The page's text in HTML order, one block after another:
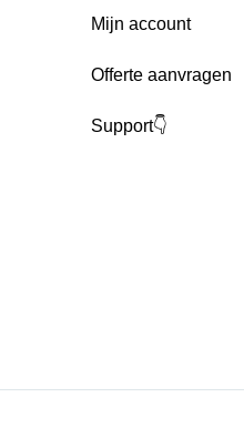
Mijn account
Offerte aanvragen
Support👇